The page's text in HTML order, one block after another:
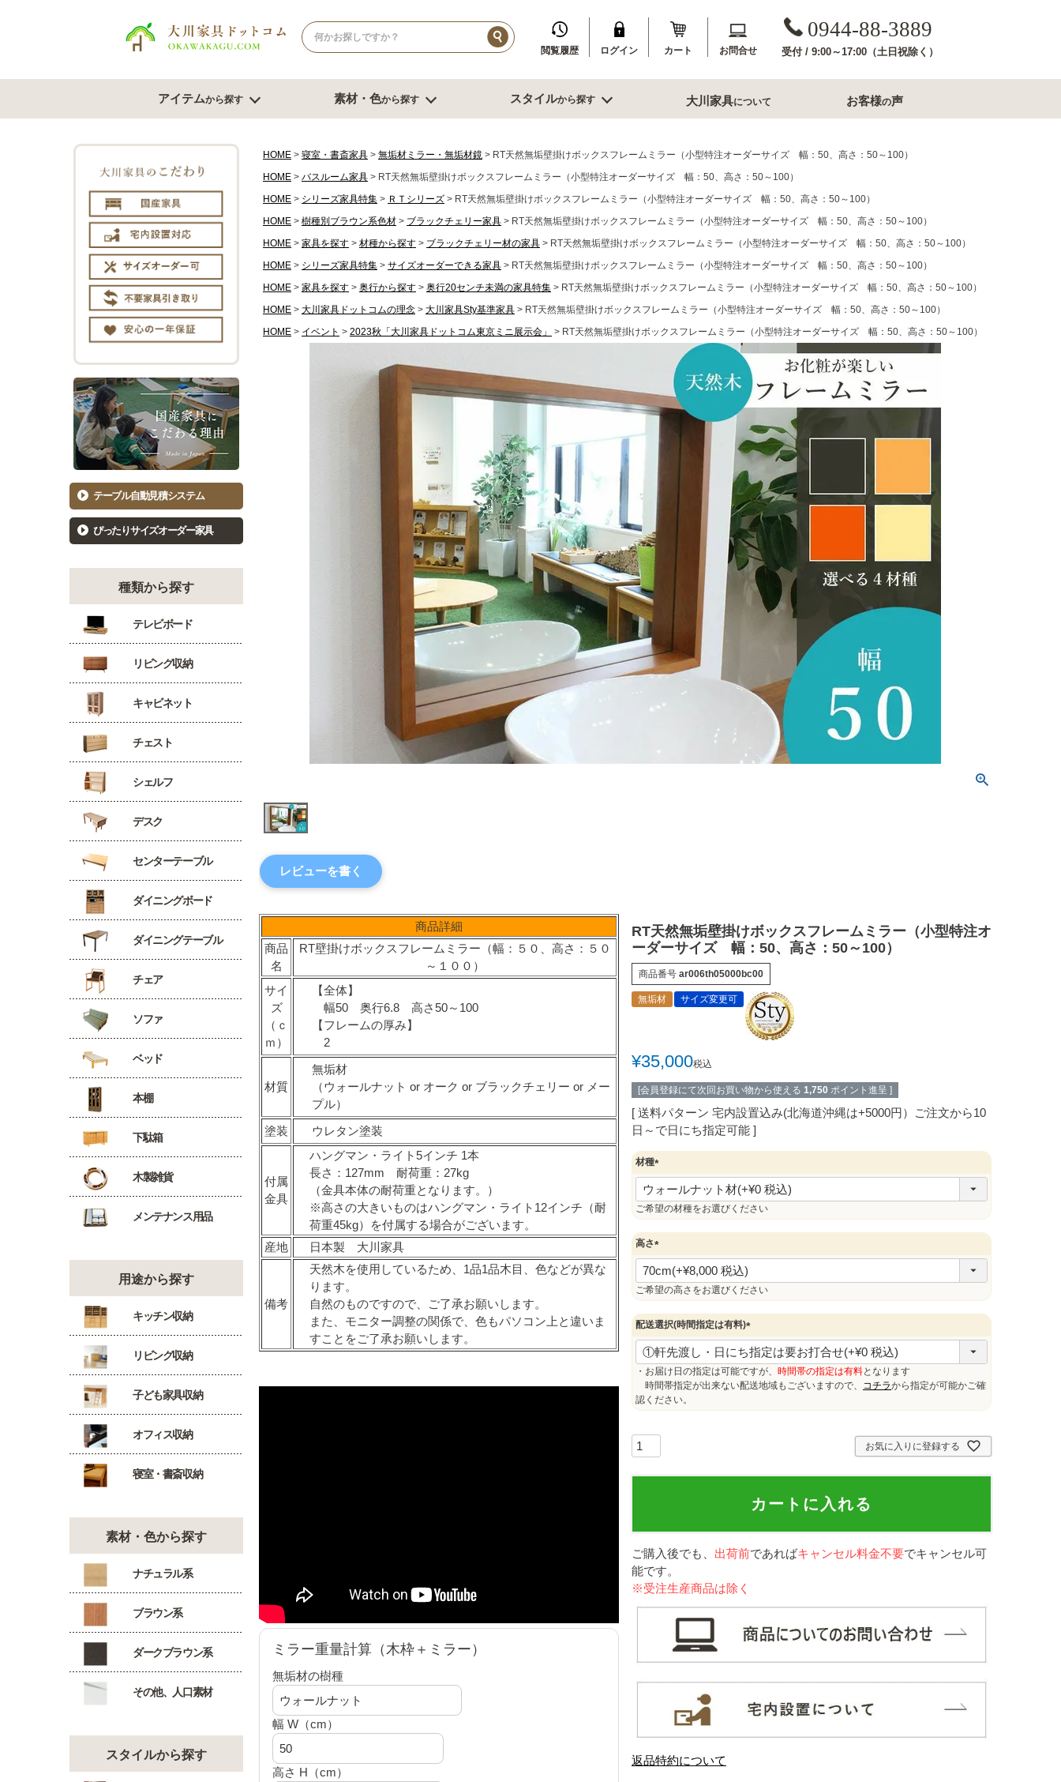
閲覧履歴 ログイン カート お問合せ
0944-88-3889
受付 / 9:00～17:00（土日祝除く）
アイテムから探す
テレビボード
幅150cm台
コーナーテレビ台
テレビチェスト
もっと見る
チェスト・たんす
チェスト幅61cm～80cm
チェスト幅101cm～120cm
着物たんす
もっと見る
洋服たんす
洋服タンス幅61～80cm
洋服タンス幅81～100cm
洋服タンス幅101～120cm
テーブル
幅150センチ台
幅180センチ台
サイズオーダーテーブル
ダイニング家具
ダイニングチェアー
ダイニングセット
キッチン収納
もっと見る
リビング収納
幅60～80cm未満
幅80cm台
幅90～120cm未満
幅120～150cm未満
幅150cm以上
ソファー
センターテーブル
こたつ
飾り棚
座卓
茶棚・サイドボード
押し入れ収納
ちゃぶ台
寝室・書斎収納
書棚
ミラー
スツール
クローゼット内収納
ベッド
サイドテーブル・ナイトテー
ブル
子ども部屋家具
本棚・本入れ
シェルフ
衣類収納
テーブル椅子
デスク
２段ベッド
玄関用家具
下駄箱
洗面所家具
すき間収納幅20cm台
すき間収納幅40cm台
フレームミラー
その他
有料サービス
素材・色から探す スタイルから探す 大川家具について お客様の声
テーブル自動見積システム
ぴったりサイズオーダー家具
種類から探す
テレビボード
リビング収納
キャビネット
チェスト
シェルフ
デスク
センターテーブル
ダイニングボード
ダイニングテーブル
チェア
ソファ
ベッド
本棚
下駄箱
木製雑貨
メンテナンス用品
用途から探す
キッチン収納
リビング収納
子ども家具収納
オフィス収納
寝室・書斎収納
素材・色から探す
ナチュラル系
ブラウン系
ダークブラウン系
その他、人口素材
スタイルから探す
HOME 寝室・書斎家具 無垢材ミラー・無垢材鏡
RT天然無垢壁掛けボックスフレームミラー（小型特注オーダーサイズ 幅：50、高さ：50～100）
HOME
バスルーム家具
RT天然無垢壁掛けボックスフレームミラー（小型特注オーダーサイズ 幅：50、高さ：50～100）
HOME
シリーズ家具特集 ＲＴシリーズ
RT天然無垢壁掛けボックスフレームミラー（小型特注オーダーサイズ 幅：50、高さ：50～100）
HOME
樹種別ブラウン系色材 ブラックチェリー家具
RT天然無垢壁掛けボックスフレームミラー（小型特注オーダーサイズ 幅：50、高さ：50～100）
HOME
家具を探す 材種から探す ブラックチェリー材の家具
RT天然無垢壁掛けボックスフレームミラー（小型特注オーダーサイズ 幅：50、高さ：50～100）
HOME
シリーズ家具特集 サイズオーダーできる家具
RT天然無垢壁掛けボックスフレームミラー（小型特注オーダーサイズ 幅：50、高さ：50～100）
HOME
家具を探す 奥行から探す 奥行20センチ未満の家具特集
RT天然無垢壁掛けボックスフレームミラー（小型特注オーダーサイズ 幅：50、高さ：50～100）
HOME
大川家具ドットコムの理念 大川家具Sty基準家具
RT天然無垢壁掛けボックスフレームミラー（小型特注オーダーサイズ 幅：50、高さ：50～100）
HOME
イベント 2023秋「大川家具ドットコム東京ミニ展示会」 RT天然無垢壁掛けボックスフレームミラー（小型特注オーダーサイズ 幅：50、高さ：50～100）
レビューを書く
商品詳細
商品
名
RT壁掛けボックスフレームミラー（幅：５０、高さ：５０
～１００）
サイ
ズ
（ｃ
ｍ）
【全体】
幅50 奥行6.8 高さ50～100
【フレームの厚み】
2
材質
無垢材
（ウォールナット or オーク or ブラックチェリー or メー
プル）
塗装
ウレタン塗装
付属
金具
ハングマン・ライト5インチ 1本
長さ：127mm 耐荷重：27kg
（金具本体の耐荷重となります。）
※高さの大きいものはハングマン・ライト12インチ（耐
荷重45kg）を付属する場合がございます。
産地
日本製 大川家具
備考
天然木を使用しているため、1品1品木目、色などが異な
ります。
自然のものですので、ご了承お願いします。
また、モニター調整の関係で、色もパソコン上と違いま
すことをご了承お願いします。
ミラー重量計算（木枠＋ミラー）
無垢材の樹種
幅 W（cm）
高さ H（cm）
RT天然無垢壁掛けボックスフレームミラー（小型特注オ
ーダーサイズ 幅：50、高さ：50～100）
商品番号 ar006th05000bc00
無垢材 サイズ変更可
¥35,000税込
[会員登録にて次回お買い物から使える 1,750 ポイント進呈 ]
送料パターン 宅内設置込み(北海道沖縄は+5000円）ご注文から10
日～で日にち指定可能
材種
(
必
須
)
ご希望の材種をお選びください
高さ
(
必
須
)
ご希望の高さをお選びください
配送選択(時間指定は有料)
(
必
須
)
・お届け日の指定は可能ですが、 時間帯の指定は有料となります
時間帯指定が出来ない配送地域もございますので、 コチラから指定が可能かご確
認ください。
お気に入りに登録する
カートに入れる
ご購入後でも、 出荷前であればキャンセル料金不要でキャンセル可
能です。
※受注生産商品は除く
返品特約について